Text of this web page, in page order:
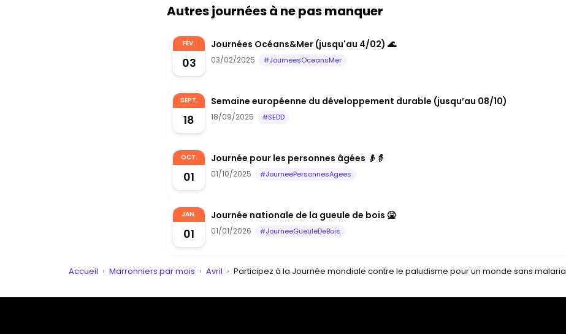
Autres journées à ne pas manquer
FÉV.
03
Journées Océans&Mer (jusqu'au 4/02) 🌊
03/02/2025 #JourneesOceansMer
SEPT.
18
Semaine européenne du développement durable (jusqu’au 08/10)
18/09/2025 #SEDD
OCT.
01
Journée pour les personnes âgées 👴👵
01/10/2025 #JourneePersonnesAgees
JAN.
01
Journée nationale de la gueule de bois 🤮
01/01/2026 #JourneeGueuleDeBois
Accueil › Marronniers par mois › Avril › Participez à la Journée mondiale contre le paludisme pour un monde sans malaria